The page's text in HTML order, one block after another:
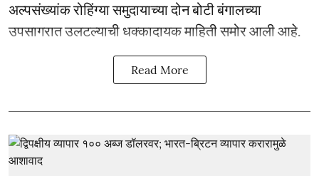
अल्पसंख्यांक रोहिंग्या समुदायाच्या दोन बोटी बंगालच्या
उपसागरात उलटल्याची धक्कादायक माहिती समोर आली आहे.
Read More